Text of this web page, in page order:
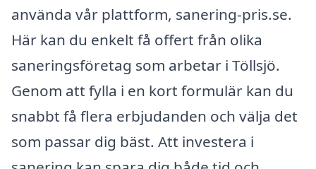
använda vår plattform, sanering-pris.se.
Här kan du enkelt få offert från olika
saneringsföretag som arbetar i Töllsjö.
Genom att fylla i en kort formulär kan du
snabbt få flera erbjudanden och välja det
som passar dig bäst. Att investera i